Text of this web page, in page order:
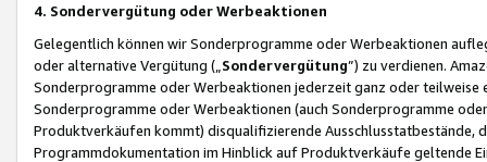
4. Sondervergütung oder Werbeaktionen
Gelegentlich können wir Sonderprogramme oder Werbeaktionen
oder alternative Vergütung („ Sondervergütung”) zu verdienen.
Sonderprogramme oder Werbeaktionen jederzeit ganz oder
Sonderprogramme oder Werbeaktionen (auch Sonderprogramme
Produktverkäufen kommt) disqualifizierende Ausschlusstatbestände,
Programmdokumentation im Hinblick auf Produktverkäufe geltende